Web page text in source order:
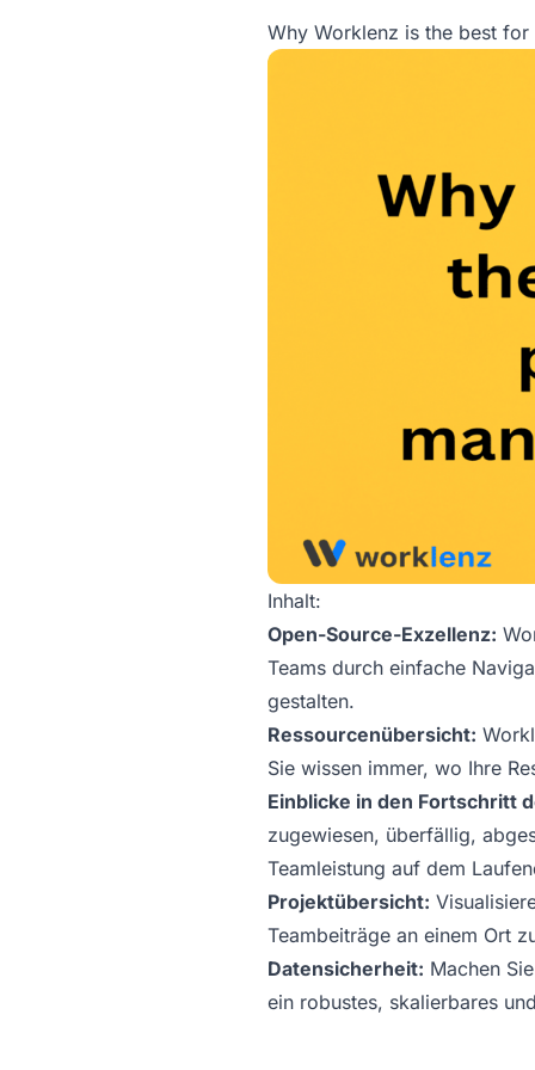
Why Worklenz is the best
Inhalt:
Open-Source-Exzellenz:
Teams durch einfache
gestalten.
Ressourcenübersicht:
Sie wissen immer, wo Ihre
Einblicke in den Fortschritt
zugewiesen, überfällig,
Teamleistung auf dem
Projektübersicht:
Teambeiträge an einem Ort
Datensicherheit: Machen
ein robustes, skalierbares